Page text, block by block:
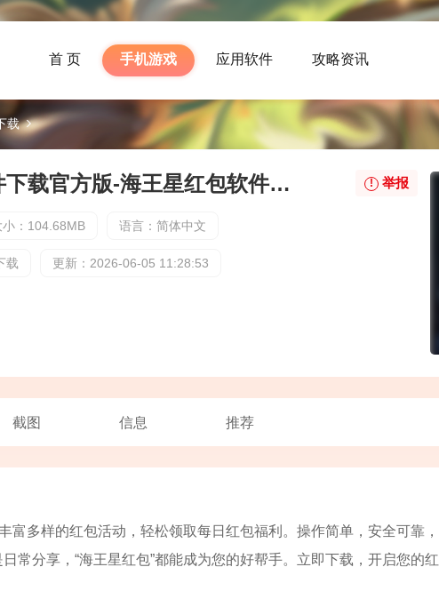
首 页 手机游戏 应用软件 攻略资讯
载
海王星红包软件下载官方版-海王星红包软件下载最新版下载
小：104.68MB 语言：简体中文
载 更新：2026-06-05 11:28:53
举报
截图 信息 推荐
富多样的红包活动，轻松领取每日红包福利。操作简单，安全可靠，
常分享，“海王星红包”都能成为您的好帮手。立即下载，开启您的红